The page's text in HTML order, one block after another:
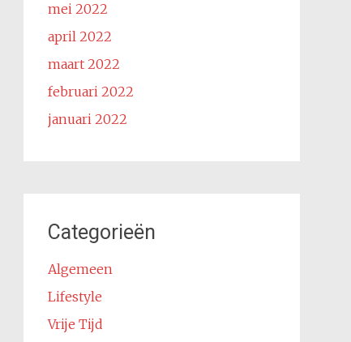
mei 2022
april 2022
maart 2022
februari 2022
januari 2022
Categorieën
Algemeen
Lifestyle
Vrije Tijd